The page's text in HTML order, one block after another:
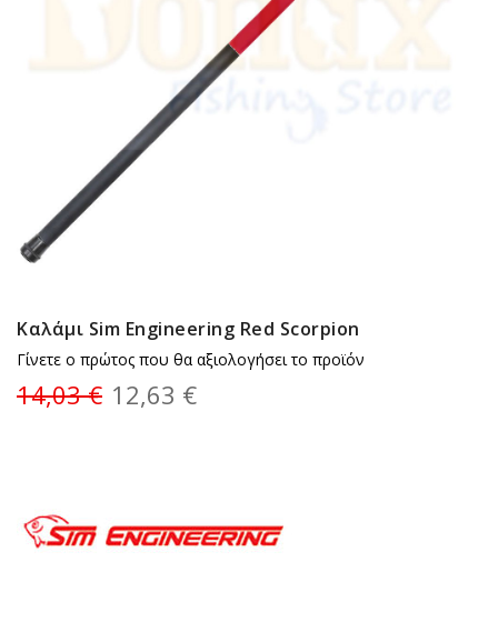
Καλάμι Sim Engineering Red Scorpion
Γίνετε ο πρώτος που θα αξιολογήσει το προϊόν
12,63 €
14,03 €